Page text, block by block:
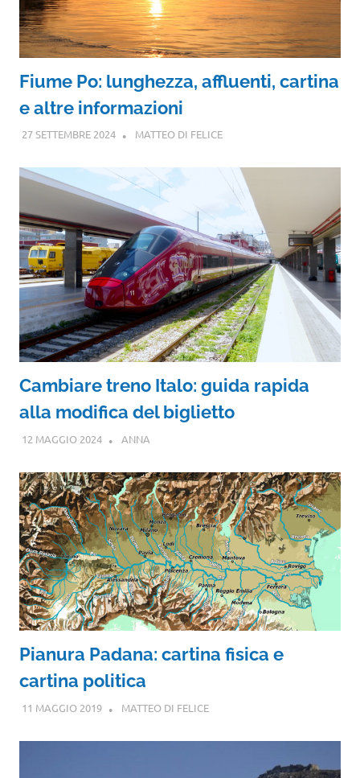
Fiume Po: lunghezza, affluenti, cartina
e altre informazioni
27 SETTEMBRE 2024 MATTEO DI FELICE
Cambiare treno Italo: guida rapida
alla modifica del biglietto
12 MAGGIO 2024 ANNA
Pianura Padana: cartina fisica e
cartina politica
11 MAGGIO 2019 MATTEO DI FELICE